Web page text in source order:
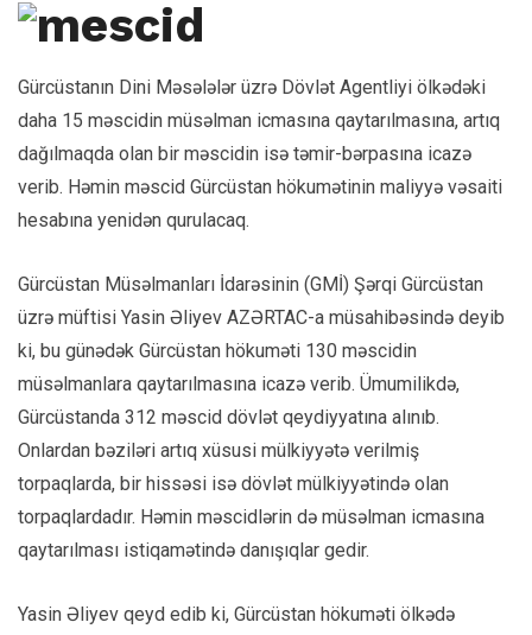
Gürcüstanın Dini Məsələlər üzrə Dövlət Agentliyi ölkədəki
daha 15 məscidin müsəlman icmasına qaytarılmasına, artıq
dağılmaqda olan bir məscidin isə təmir-bərpasına icazə
verib. Həmin məscid Gürcüstan hökumətinin maliyyə vəsaiti
hesabına yenidən qurulacaq.
Gürcüstan Müsəlmanları İdarəsinin (GMİ) Şərqi Gürcüstan
üzrə müftisi Yasin Əliyev AZƏRTAC-a müsahibəsində deyib
ki, bu günədək Gürcüstan hökuməti 130 məscidin
müsəlmanlara qaytarılmasına icazə verib. Ümumilikdə,
Gürcüstanda 312 məscid dövlət qeydiyyatına alınıb.
Onlardan bəziləri artıq xüsusi mülkiyyətə verilmiş
torpaqlarda, bir hissəsi isə dövlət mülkiyyətində olan
torpaqlardadır. Həmin məscidlərin də müsəlman icmasına
qaytarılması istiqamətində danışıqlar gedir.
Yasin Əliyev qeyd edib ki, Gürcüstan hökuməti ölkədə